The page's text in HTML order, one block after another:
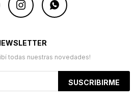
 
todas nuestras novedades!
SUSCRIBIRME